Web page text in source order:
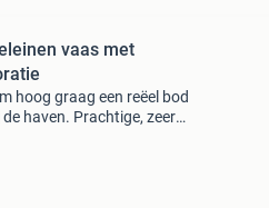
vaas met
hoog graag een reëel bod
haven. Prachtige, zeer